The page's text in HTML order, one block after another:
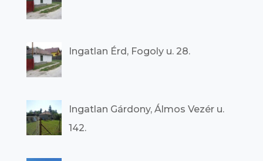
Ingatlan Érd, Fogoly u. 28.
Ingatlan Gárdony, Álmos Vezér u.
142.